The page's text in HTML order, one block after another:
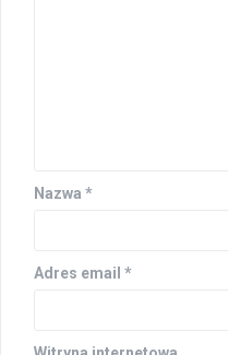
Nazwa *
Adres email *